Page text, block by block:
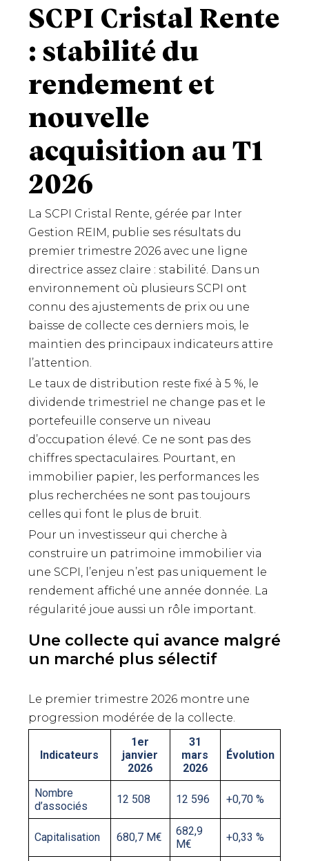
SCPI Cristal Rente
: stabilité du
rendement et
nouvelle
acquisition au T1
2026
La SCPI Cristal Rente, gérée par Inter
Gestion REIM, publie ses résultats du
premier trimestre 2026 avec une ligne
directrice assez claire : stabilité. Dans un
environnement où plusieurs SCPI ont
connu des ajustements de prix ou une
baisse de collecte ces derniers mois, le
maintien des principaux indicateurs attire
l’attention.
Le taux de distribution reste fixé à 5 %, le
dividende trimestriel ne change pas et le
portefeuille conserve un niveau
d’occupation élevé. Ce ne sont pas des
chiffres spectaculaires. Pourtant, en
immobilier papier, les performances les
plus recherchées ne sont pas toujours
celles qui font le plus de bruit.
Pour un investisseur qui cherche à
construire un patrimoine immobilier via
une SCPI, l’enjeu n’est pas uniquement le
rendement affiché une année donnée. La
régularité joue aussi un rôle important.
Une collecte qui avance malgré
un marché plus sélectif
Le premier trimestre 2026 montre une
progression modérée de la collecte.
Indicateurs
1er
janvier
2026
31
mars
2026
Évolution
Nombre
d’associés
12 508 12 596 +0,70 %
Capitalisation 680,7 M€
682,9
M€
+0,33 %